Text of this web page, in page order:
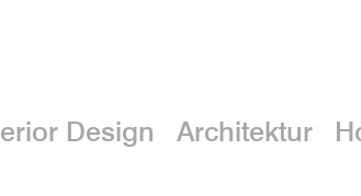
Design Architektur